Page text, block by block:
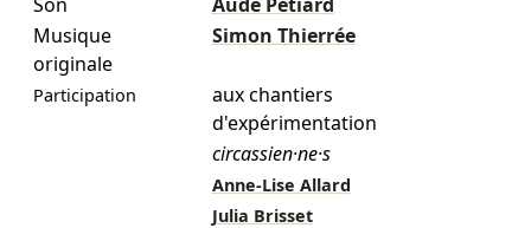
Musique
originale
Simon Thierrée
Participation
aux chantiers
d'expérimentation
circassien·ne·s
Anne-Lise Allard
Julia Brisset